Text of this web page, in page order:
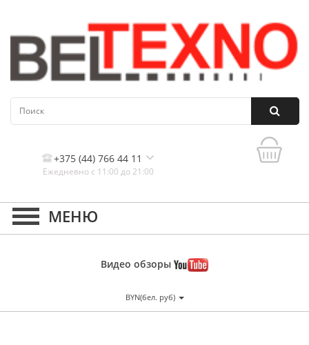
+375 (44) 766 44 11
Ежедневно с 11:00 до 21:00
Контакты, и схема проезда
Видео обзоры
BYN(бел. руб)